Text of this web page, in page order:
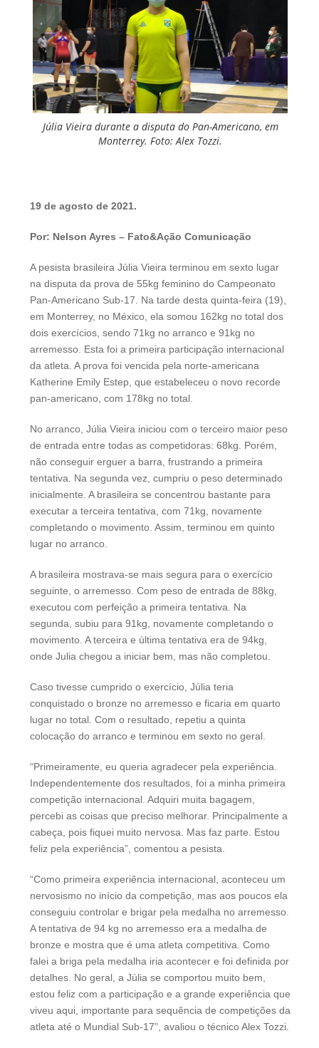
Júlia Vieira durante a disputa do Pan-Americano, em
Monterrey. Foto: Alex Tozzi.
19 de agosto de 2021.
Por: Nelson Ayres – Fato&Ação Comunicação
A pesista brasileira Júlia Vieira terminou em sexto lugar
na disputa da prova de 55kg feminino do Campeonato
Pan-Americano Sub-17. Na tarde desta quinta-feira (19),
em Monterrey, no México, ela somou 162kg no total dos
dois exercícios, sendo 71kg no arranco e 91kg no
arremesso. Esta foi a primeira participação internacional
da atleta. A prova foi vencida pela norte-americana
Katherine Emily Estep, que estabeleceu o novo recorde
pan-americano, com 178kg no total.
No arranco, Júlia Vieira iniciou com o terceiro maior peso
de entrada entre todas as competidoras: 68kg. Porém,
não conseguir erguer a barra, frustrando a primeira
tentativa. Na segunda vez, cumpriu o peso determinado
inicialmente. A brasileira se concentrou bastante para
executar a terceira tentativa, com 71kg, novamente
completando o movimento. Assim, terminou em quinto
lugar no arranco.
A brasileira mostrava-se mais segura para o exercício
seguinte, o arremesso. Com peso de entrada de 88kg,
executou com perfeição a primeira tentativa. Na
segunda, subiu para 91kg, novamente completando o
movimento. A terceira e última tentativa era de 94kg,
onde Julia chegou a iniciar bem, mas não completou.
Caso tivesse cumprido o exercício, Júlia teria
conquistado o bronze no arremesso e ficaria em quarto
lugar no total. Com o resultado, repetiu a quinta
colocação do arranco e terminou em sexto no geral.
“Primeiramente, eu queria agradecer pela experiência.
Independentemente dos resultados, foi a minha primeira
competição internacional. Adquiri muita bagagem,
percebi as coisas que preciso melhorar. Principalmente a
cabeça, pois fiquei muito nervosa. Mas faz parte. Estou
feliz pela experiência”, comentou a pesista.
“Como primeira experiência internacional, aconteceu um
nervosismo no início da competição, mas aos poucos ela
conseguiu controlar e brigar pela medalha no arremesso.
A tentativa de 94 kg no arremesso era a medalha de
bronze e mostra que é uma atleta competitiva. Como
falei a briga pela medalha iria acontecer e foi definida por
detalhes. No geral, a Júlia se comportou muito bem,
estou feliz com a participação e a grande experiência que
viveu aqui, importante para sequência de competições da
atleta até o Mundial Sub-17”, avaliou o técnico Alex Tozzi.